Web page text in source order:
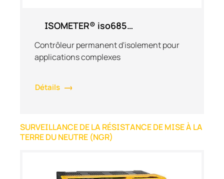
ISOMETER® iso685…
Contrôleur permanent d'isolement pour
applications complexes
Détails
SURVEILLANCE DE LA RÉSISTANCE DE MISE À LA
TERRE DU NEUTRE (NGR)